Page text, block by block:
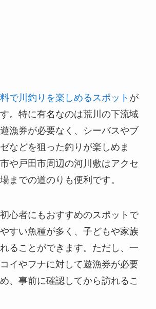
で川釣りを楽しめるスポット が
。特に有名なのは荒川の下流域
漁券が必要なく、シーバスやブ
などを狙った釣りが楽しめま
や戸田市周辺の河川敷はアクセ
までの道のりも便利です。
心者にもおすすめのスポットで
すい魚種が多く、子どもや家族
ることができます。ただし、一
イやフナに対して遊漁券が必要
、事前に確認してから訪れるこ